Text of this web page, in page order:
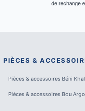
de rechange
PIÈCES &
Pièces & accessoires Béni
Pièces & accessoires Bou